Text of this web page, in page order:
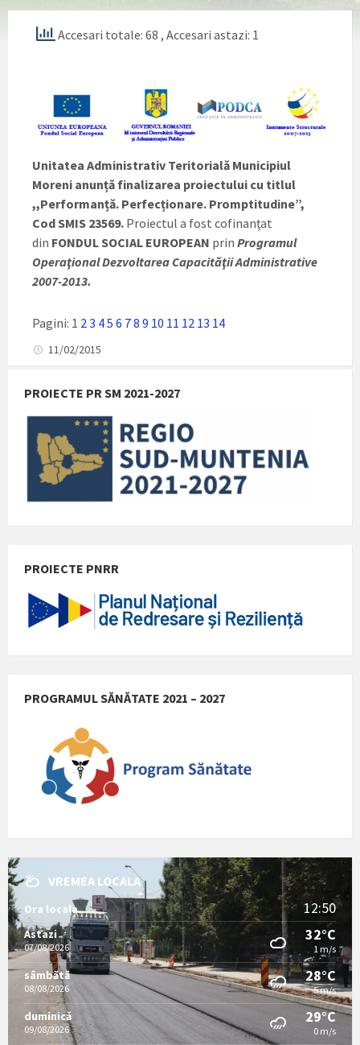
Accesari totale: 68 , Accesari astazi: 1
Unitatea Administrativ Teritorială Municipiul
Moreni anunță finalizarea proiectului cu titlul
,,Performanță. Perfecționare. Promptitudine”,
Cod SMIS 23569. Proiectul a fost cofinanţat
din FONDUL SOCIAL EUROPEAN prin Programul
Operaţional Dezvoltarea Capacităţii Administrative
2007-2013.
Pagini: 1 23 45 6 78 9 10 11 12 13 14
11/02/2015
PROIECTE PR SM 2021-2027
PROIECTE PNRR
PROGRAMUL SĂNĂTATE 2021 – 2027
VREMEA LOCALA
Ora locala 12:50
Astazi
07/08/2026
32°C
1 m/s
sâmbătă
08/08/2026
28°C
5 m/s
duminică
09/08/2026
29°C
0 m/s